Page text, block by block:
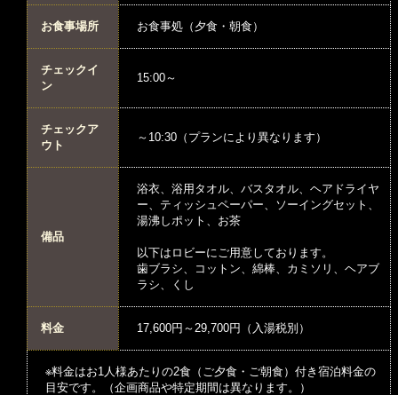
お食事場所 お食事処（夕食・朝食）
チェックイ
ン
15:00～
チェックア
ウト
～10:30（プランにより異なります）
備品
浴衣、浴用タオル、バスタオル、ヘアドライヤ
ー、ティッシュペーパー、ソーイングセット、
湯沸しポット、お茶
以下はロビーにご用意しております。
歯ブラシ、コットン、綿棒、カミソリ、ヘアブ
ラシ、くし
料金 17,600円～29,700円（入湯税別）
※料金はお1人様あたりの2食（ご夕食・ご朝食）付き宿泊料金の
目安です。（企画商品や特定期間は異なります。）